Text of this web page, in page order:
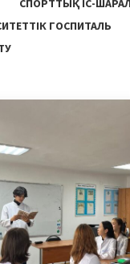
СПОРТТЫҚ ІС-
ГОСПИТАЛЬ